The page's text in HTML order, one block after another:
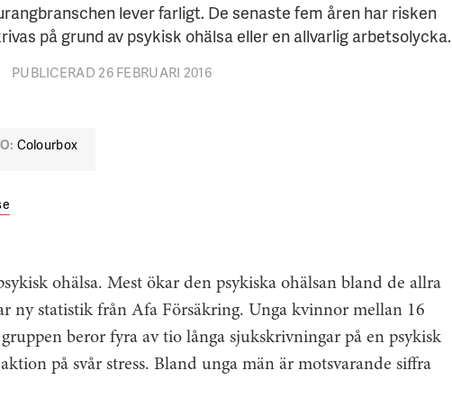
lever farligt. De senaste fem åren har risken
på grund av psykisk ohälsa eller en allvarlig arbetsolycka.
PUBLICERAD 26 FEBRUARI 2016
Colourbox
ohälsa. Mest ökar den psykiska ohälsan bland de allra
ny statistik från Afa Försäkring. Unga kvinnor mellan 16
beror fyra av tio långa sjukskrivningar på en psykisk
på svår stress. Bland unga män är motsvarande siffra